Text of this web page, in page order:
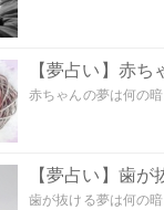
【夢占い】赤
赤ちゃんの夢は何の
【夢占い】歯
歯が抜ける夢は何の